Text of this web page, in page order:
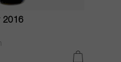
2016